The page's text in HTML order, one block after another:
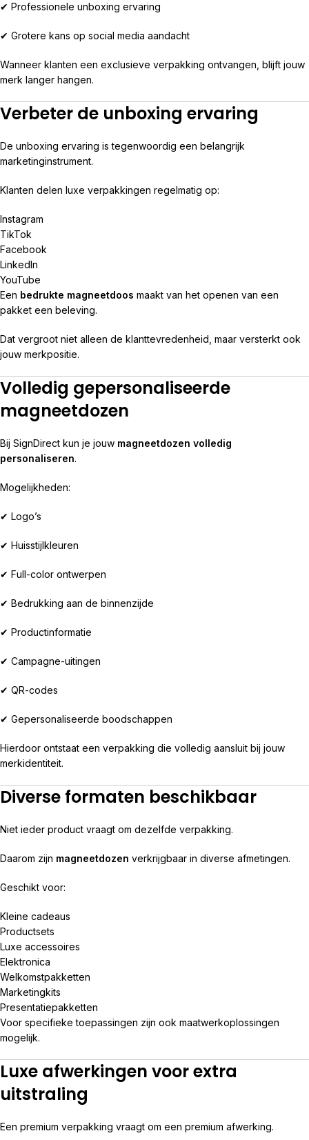
✔ Professionele unboxing ervaring
✔ Grotere kans op social media aandacht
Wanneer klanten een exclusieve verpakking ontvangen, blijft jouw
merk langer hangen.
Verbeter de unboxing ervaring
De unboxing ervaring is tegenwoordig een belangrijk
marketinginstrument.
Klanten delen luxe verpakkingen regelmatig op:
Instagram
TikTok
Facebook
LinkedIn
YouTube
Een bedrukte magneetdoos maakt van het openen van een
pakket een beleving.
Dat vergroot niet alleen de klanttevredenheid, maar versterkt ook
jouw merkpositie.
Volledig gepersonaliseerde
magneetdozen
Bij SignDirect kun je jouw magneetdozen volledig
personaliseren.
Mogelijkheden:
✔ Logo’s
✔ Huisstijlkleuren
✔ Full-color ontwerpen
✔ Bedrukking aan de binnenzijde
✔ Productinformatie
✔ Campagne-uitingen
✔ QR-codes
✔ Gepersonaliseerde boodschappen
Hierdoor ontstaat een verpakking die volledig aansluit bij jouw
merkidentiteit.
Diverse formaten beschikbaar
Niet ieder product vraagt om dezelfde verpakking.
Daarom zijn magneetdozen verkrijgbaar in diverse afmetingen.
Geschikt voor:
Kleine cadeaus
Productsets
Luxe accessoires
Elektronica
Welkomstpakketten
Marketingkits
Presentatiepakketten
Voor specifieke toepassingen zijn ook maatwerkoplossingen
mogelijk.
Luxe afwerkingen voor extra
uitstraling
Een premium verpakking vraagt om een premium afwerking.